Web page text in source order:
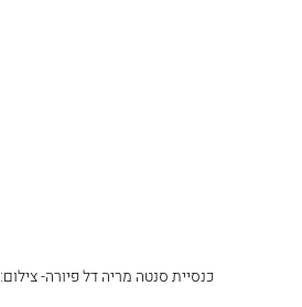
כנסיית סנטה מריה דל פיורה- צילום: Depositphotos